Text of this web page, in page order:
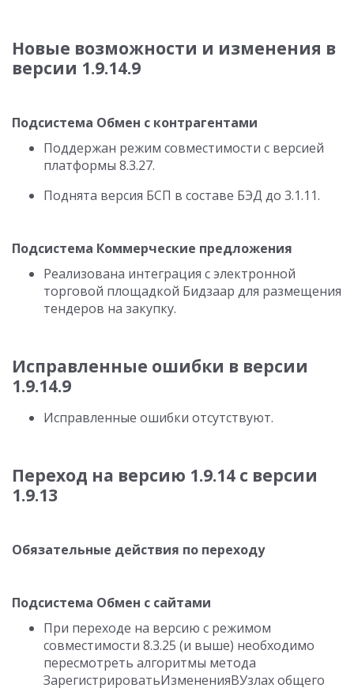
Новые возможности и изменения в
версии 1.9.14.9
Подсистема Обмен с контрагентами
Поддержан режим совместимости с версией
платформы 8.3.27.
Поднята версия БСП в составе БЭД до 3.1.11.
Подсистема Коммерческие предложения
Реализована интеграция с электронной
торговой площадкой Бидзаар для размещения
тендеров на закупку.
Исправленные ошибки в версии
1.9.14.9
Исправленные ошибки отсутствуют.
Переход на версию 1.9.14 с версии
1.9.13
Обязательные действия по переходу
Подсистема Обмен с сайтами
При переходе на версию с режимом
совместимости 8.3.25 (и выше) необходимо
пересмотреть алгоритмы метода
ЗарегистрироватьИзмененияВУзлах общего